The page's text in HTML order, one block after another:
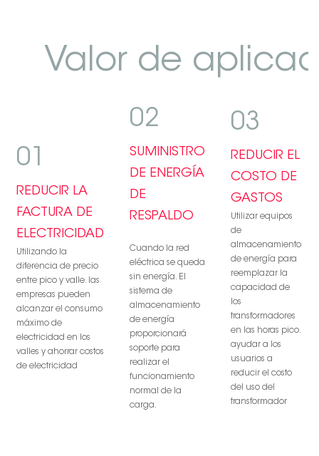
Valor de
01
REDUCIR LA
FACTURA DE
ELECTRICIDAD
Utilizando la
diferencia de precio
entre pico y valle. las
empresas pueden
alcanzar el consumo
máximo de
electricidad en los
valles y ahorrar costos
de electricidad
02
SUMINISTRO
DE ENERGÍA
DE
RESPALDO
Cuando la red
eléctrica se queda
sin energía. El
sistema de
almacenamiento
de energía
proporcionará
soporte para
realizar el
funcionamiento
normal de la
carga.
03
REDUCIR EL
COSTO DE
GASTOS
Utilizar equipos
de
almacenamiento
de energía para
reemplazar la
capacidad de
los
transformadores
en las horas pico.
ayudar a los
usuarios a
reducir el costo
del uso del
transformador